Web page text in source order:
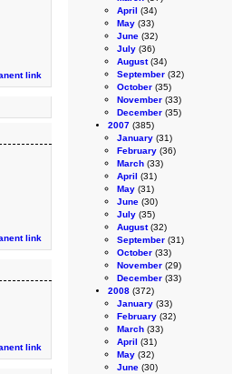
April (34)
May (33)
June (32)
July (36)
August(34)
September (32)
October (35)
November (33)
December (35)
2007 (385)
January (31)
February (36)
March (33)
April (31)
May (31)
June (30)
July (35)
August(32)
September (31)
October (33)
November (29)
December (33)
2008 (372)
January (33)
February (32)
March (33)
April (31)
May (32)
June (30)
link
link
link